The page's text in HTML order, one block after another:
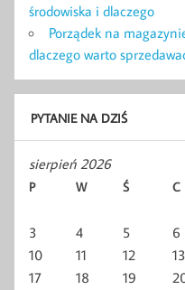
środowiska i dlaczego
Porządek na
dlaczego warto
PYTANIE NA DZIŚ
sierpień 2026
P W Ś C
3
4 5 6
10
11 12 13
17
18 19